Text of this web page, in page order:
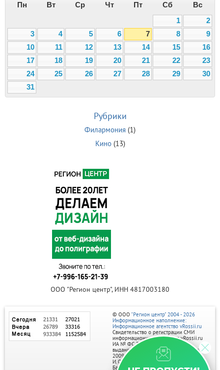
Пн Вт Ср Чт Пт Сб
Вс
1
2
3
4 5 6 7 8
9
10
11 12 13 14 15
16
17
18 19 20 21 22
23
24
25 26 27 28 29
30
31
Рубрики
Филармония (1)
Кино(13)
ООО "Регион центр", ИНН 4817003180
© ООО "Регион центр" 2004 - 2026
Информационное наполнение:
Информационное агентство vRossii.ru
Свидетельство о регистрации СМИ
информационного агентства vRossii.ru
ИА № ФС 77‑35502
выдано РОСКОМНАДЗОРом 04 марта
2009г.
И. О. Главного редактора Нарыков А. Н.
Баннеры на портале размещаются на